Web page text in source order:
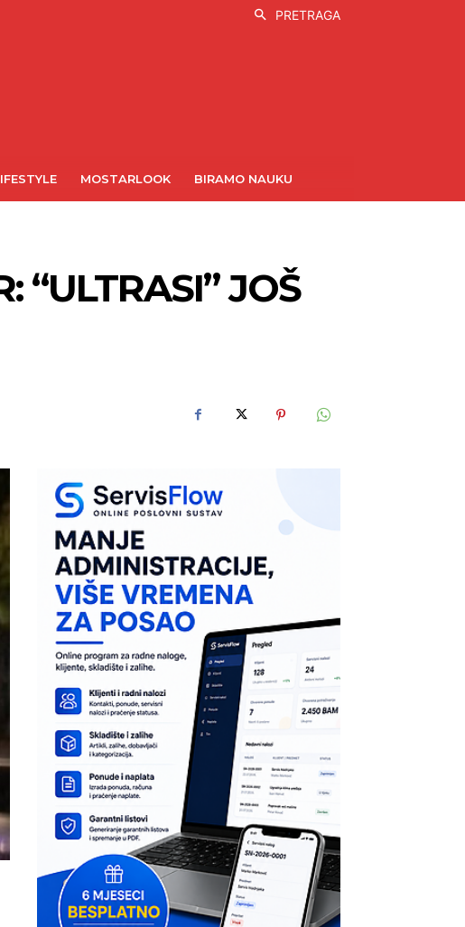
PRETRAGA
MOSTARLOOK BIRAMO NAUKU
“ULTRASI” JOŠ